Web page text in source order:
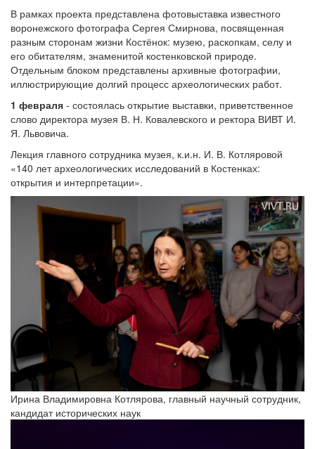
В рамках проекта представлена фотовыставка известного
воронежского фотографа Сергея Смирнова, посвященная
разным сторонам жизни Костёнок: музею, раскопкам, селу и
его обитателям, знаменитой костенковской природе.
Отдельным блоком представлены архивные фотографии,
иллюстрирующие долгий процесс археологических работ.
1 февраля - состоялась открытие выставки, приветственное
слово директора музея В. Н. Ковалевского и ректора ВИВТ И.
Я. Львовича.
Лекция главного сотрудника музея, к.и.н. И. В. Котляровой
«140 лет археологических исследований в Костенках:
открытия и интерпретации».
Ирина Владимировна Котлярова, главный научный сотрудник,
кандидат исторических наук